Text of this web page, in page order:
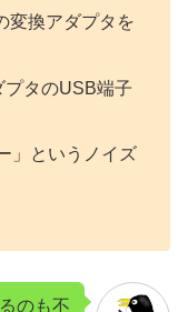
変換アダプタを
タのUSB端子
」というノイズ
のも不